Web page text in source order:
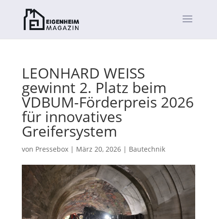
LEONHARD WEISS
gewinnt 2. Platz beim
VDBUM-Förderpreis 2026
für innovatives
Greifersystem
von Pressebox| März 20, 2026| Bautechnik